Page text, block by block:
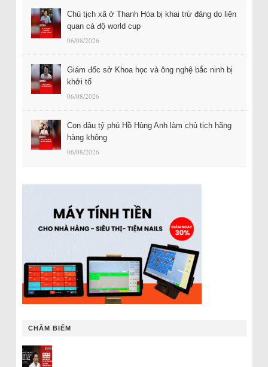
Chủ tịch xã ở Thanh Hóa bị khai trừ đảng do liên
quan cá độ world cup
06/08/2026
Giám đốc sở Khoa học và ông nghệ bắc ninh bị
khởi tố
06/08/2026
Con dâu tỷ phú Hồ Hùng Anh làm chủ tịch hãng
hàng không
06/08/2026
CHÂM BIẾM